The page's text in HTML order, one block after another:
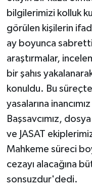
bilgilerimizi kolluk
görülen kişilerin
ay boyunca
araştırmalar,
bir şahıs
konuldu. Bu
yasalarına
Başsavcımız,
ve JASAT
Mahkeme süreci
cezayı alacağına
sonsuzdur'dedi.